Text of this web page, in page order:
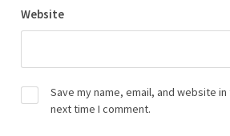
Website
Save my name, email, and website
next time I comment.